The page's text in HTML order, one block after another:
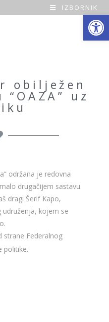
Open toolbar
IZBORNIK
obilježen
uz
održana je redovna
drugačijem sastavu.
dragi Šerif Kapo,
kojem se
strane Federalnog
politike.